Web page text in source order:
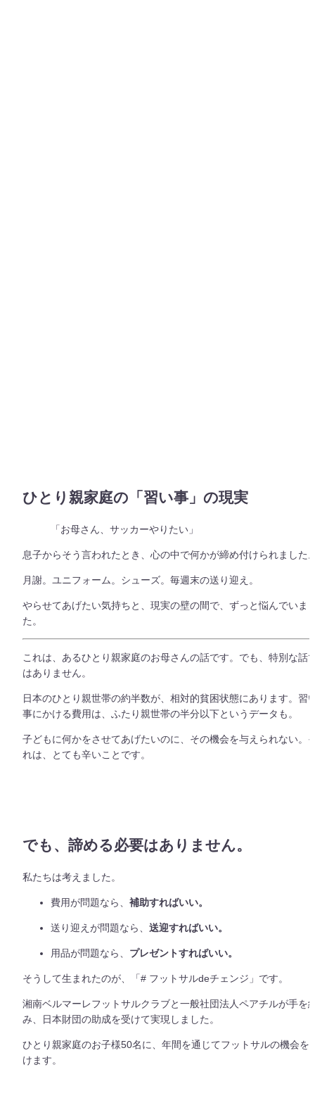
ひとり親家庭の「習い事」の現実
「お母さん、サッカーやりたい」
息子からそう言われたとき、心の中で何かが締め付けられました
月謝。ユニフォーム。シューズ。毎週末の送り迎え。
やらせてあげたい気持ちと、現実の壁の間で、ずっと悩んでいま
た。
これは、あるひとり親家庭のお母さんの話です。でも、特別な話
はありません。
日本のひとり親世帯の約半数が、相対的貧困状態にあります。習
事にかける費用は、ふたり親世帯の半分以下というデータも。
子どもに何かをさせてあげたいのに、その機会を与えられない。
れは、とても辛いことです。
でも、諦める必要はありません。
私たちは考えました。
費用が問題なら、 補助すればいい。
送り迎えが問題なら、 送迎すればいい。
用品が問題なら、 プレゼントすればいい。
そうして生まれたのが、「# フットサルdeチェンジ」です。
湘南ベルマーレフットサルクラブと一般社団法人ペアチルが手を
み、日本財団の助成を受けて実現しました。
ひとり親家庭のお子様50名に、年間を通じてフットサルの機会を
けます。